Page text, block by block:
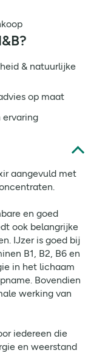
& natuurlijke
op maat
ervaring
aangevuld met
en goed
ook belangrijke
IJzer is goed bij
B1, B2, B6 en
in het lichaam
Bovendien
werking van
iedereen die
en weerstand